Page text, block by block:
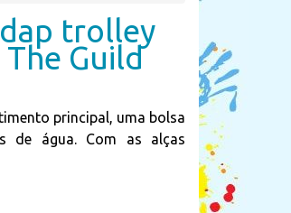
trolley
Guild
principal, uma bolsa
de água. Com as alças